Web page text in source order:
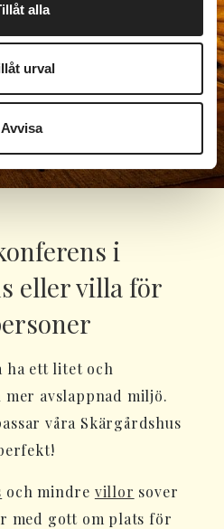
alla
urval
Avvisa
i
eller villa för
ha ett litet och
avslappnad miljö.
våra Skärgårdshus
och mindre villor sover
med gott om plats för